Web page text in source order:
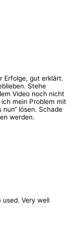
Erfolge, gut erklärt.
Stehe
Video noch nicht
mein Problem mit
lösen. Schade
werden.
Very well